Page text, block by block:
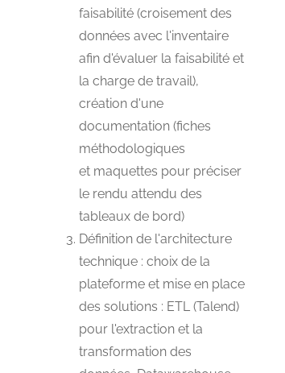
faisabilité (croisement des
données avec l'inventaire
afin d'évaluer la faisabilité et
la charge de travail),
création d'une
documentation (fiches
méthodologiques
et maquettes pour préciser
le rendu attendu des
tableaux de bord)
Définition de l'architecture
technique : choix de la
plateforme et mise en place
des solutions : ETL (Talend)
pour l'extraction et la
transformation des